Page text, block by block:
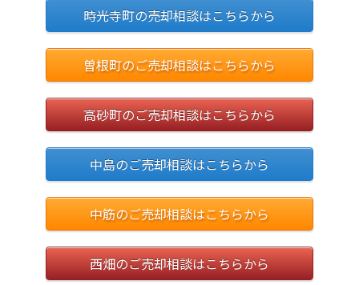
時光寺町の売却相談はこちらから
曽根町のご売却相談はこちらから
高砂町のご売却相談はこちらから
中島のご売却相談はこちらから
中筋のご売却相談はこちらから
西畑のご売却相談はこちらから